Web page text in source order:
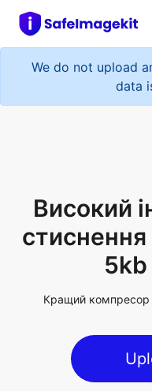
We do not upload
data
Кращий компресор